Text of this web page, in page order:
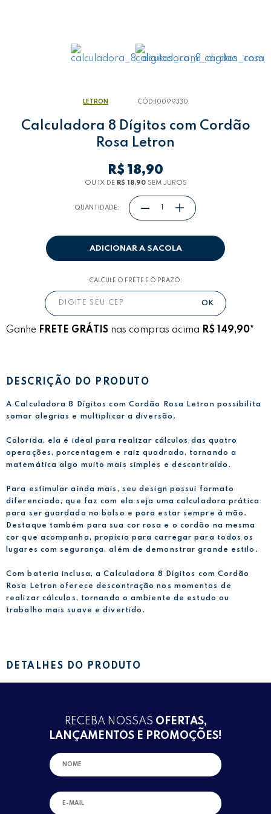
LETRON CÓD: 10099330
Calculadora 8 Dígitos com Cordão
Rosa Letron
R$ 18,90
OU 1XDE R$ 18,90SEM JUROS
QUANTIDADE:
ADICIONAR A SACOLA
CALCULE O FRETE E O PRAZO:
Ganhe FRETE GRÁTIS nas compras acima R$ 149,90*
DESCRIÇÃO DO PRODUTO
A Calculadora 8 Dígitos com Cordão Rosa Letron possibilita
somar alegrias e multiplicar a diversão.
Colorida, ela é ideal para realizar cálculos das quatro
operações, porcentagem e raiz quadrada, tornando a
matemática algo muito mais simples e descontraído.
Para estimular ainda mais, seu design possui formato
diferenciado, que faz com ela seja uma calculadora prática
para ser guardada no bolso e para estar sempre à mão.
Destaque também para sua cor rosa e o cordão na mesma
cor que acompanha, propício para carregar para todos os
lugares com segurança, além de demonstrar grande estilo.
Com bateria inclusa, a Calculadora 8 Dígitos com Cordão
Rosa Letron oferece descontração nos momentos de
realizar cálculos, tornando o ambiente de estudo ou
trabalho mais suave e divertido.
DETALHES DO PRODUTO
RECEBA NOSSAS OFERTAS,
LANÇAMENTOS E PROMOÇÕES!